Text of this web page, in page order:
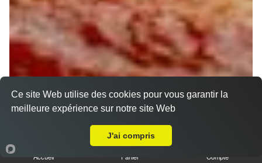
Accueil Panier Compte
Ce site Web utilise des cookies pour vous garantir la
meilleure expérience sur notre site Web
J'ai compris